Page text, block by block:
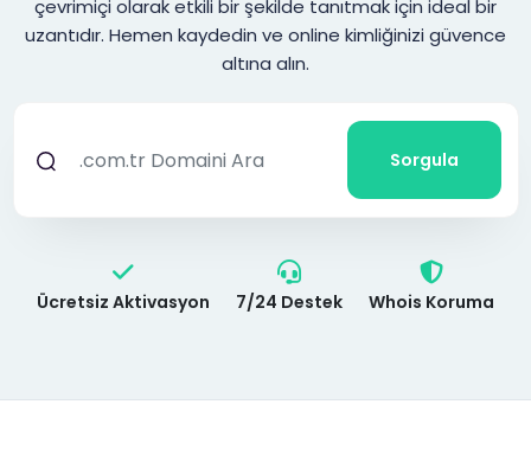
çevrimiçi olarak etkili bir şekilde tanıtmak için ideal bir
uzantıdır. Hemen kaydedin ve online kimliğinizi güvence
altına alın.
Sorgula
Ücretsiz Aktivasyon 7/24 Destek Whois Koruma